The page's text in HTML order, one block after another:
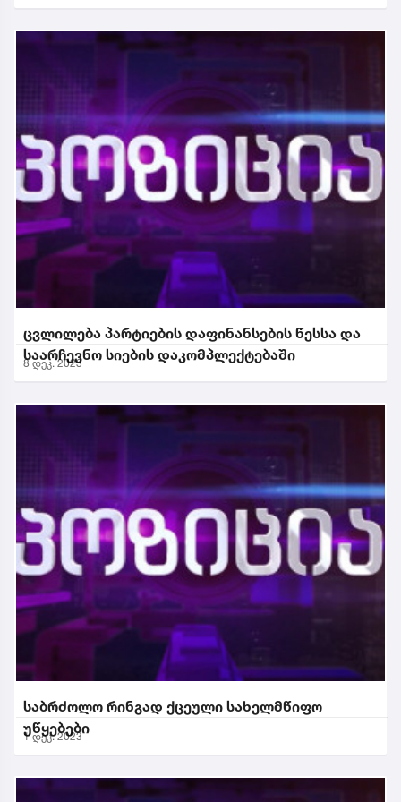
ცვლილება პარტიების დაფინანსების წესსა და
საარჩევნო სიების დაკომპლექტებაში
8 დეკ. 2023
საბრძოლო რინგად ქცეული სახელმწიფო
უწყებები
1 დეკ. 2023